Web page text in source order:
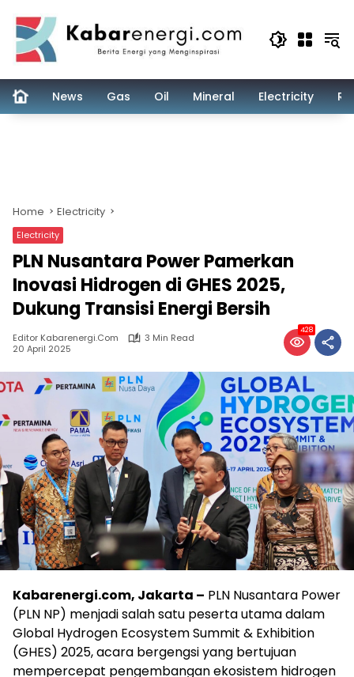
content
News Gas Oil Mineral Electricity
Home Electricity
Electricity
PLN Nusantara Power Pamerkan
Inovasi Hidrogen di GHES 2025,
Dukung Transisi Energi Bersih
Editor Kabarenergi.com
3 Min Read
20 April 2025
428
Kabarenergi.com, Jakarta – PLN Nusantara Power
(PLN NP) menjadi salah satu peserta utama dalam
Global Hydrogen Ecosystem Summit & Exhibition
(GHES) 2025, acara bergengsi yang bertujuan
mempercepat pengembangan ekosistem hidrogen